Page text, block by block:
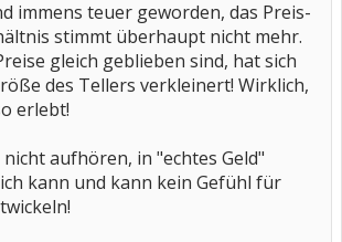
immens teuer geworden, das Preis-
stimmt überhaupt nicht mehr.
gleich geblieben sind, hat sich
des Tellers verkleinert! Wirklich,
erlebt!
nicht aufhören, in "echtes Geld"
kann und kann kein Gefühl für